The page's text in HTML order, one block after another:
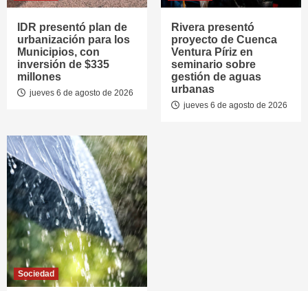
IDR presentó plan de
urbanización para los
Municipios, con
inversión de $335
millones
jueves 6 de agosto de 2026
Rivera presentó
proyecto de Cuenca
Ventura Píriz en
seminario sobre
gestión de aguas
urbanas
jueves 6 de agosto de 2026
Sociedad